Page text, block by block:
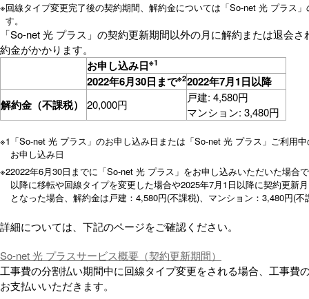
※回線タイプ変更完了後の契約期間、解約金については「So-net 光 プラス
す。
「So-net 光 プラス」の契約更新期間以外の月に解約または退会
約金がかかります。
お申し込み日※1
2022年6月30日まで※22022年7月1日以降
解約金（不課税）
20,000円
戸建: 4,580円
マンション: 3,480円
※1 「So-net 光 プラス」のお申し込み日または「So-net 光 プラス」ご利用
お申し込み日
※22022年6月30日までに「So-net 光 プラス」をお申し込みいただいた場合
以降に移転や回線タイプを変更した場合や2025年7月1日以降に契約更新
となった場合、解約金は戸建：4,580円(不課税)、マンション：3,480円(
詳細については、下記のページをご確認ください。
So-net 光 プラスサービス概要（契約更新期間）
工事費の分割払い期間中に回線タイプ変更をされる場合、工事費
お支払いいただきます。